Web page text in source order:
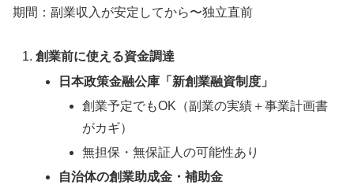
期間：副業収入が安定してから〜独立直前
創業前に使える資金調達
日本政策金融公庫「新創業融資制度」
創業予定でもOK（副業の実績＋事業計画書
がカギ）
無担保・無保証人の可能性あり
自治体の創業助成金・補助金